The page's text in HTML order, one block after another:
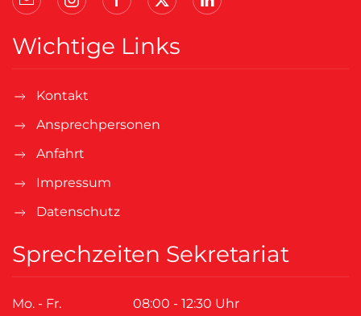
Wichtige Links
Kontakt
Ansprechpersonen
Anfahrt
Impressum
Datenschutz
Sprechzeiten Sekretariat
Mo. - Fr. 08:00 - 12:30 Uhr